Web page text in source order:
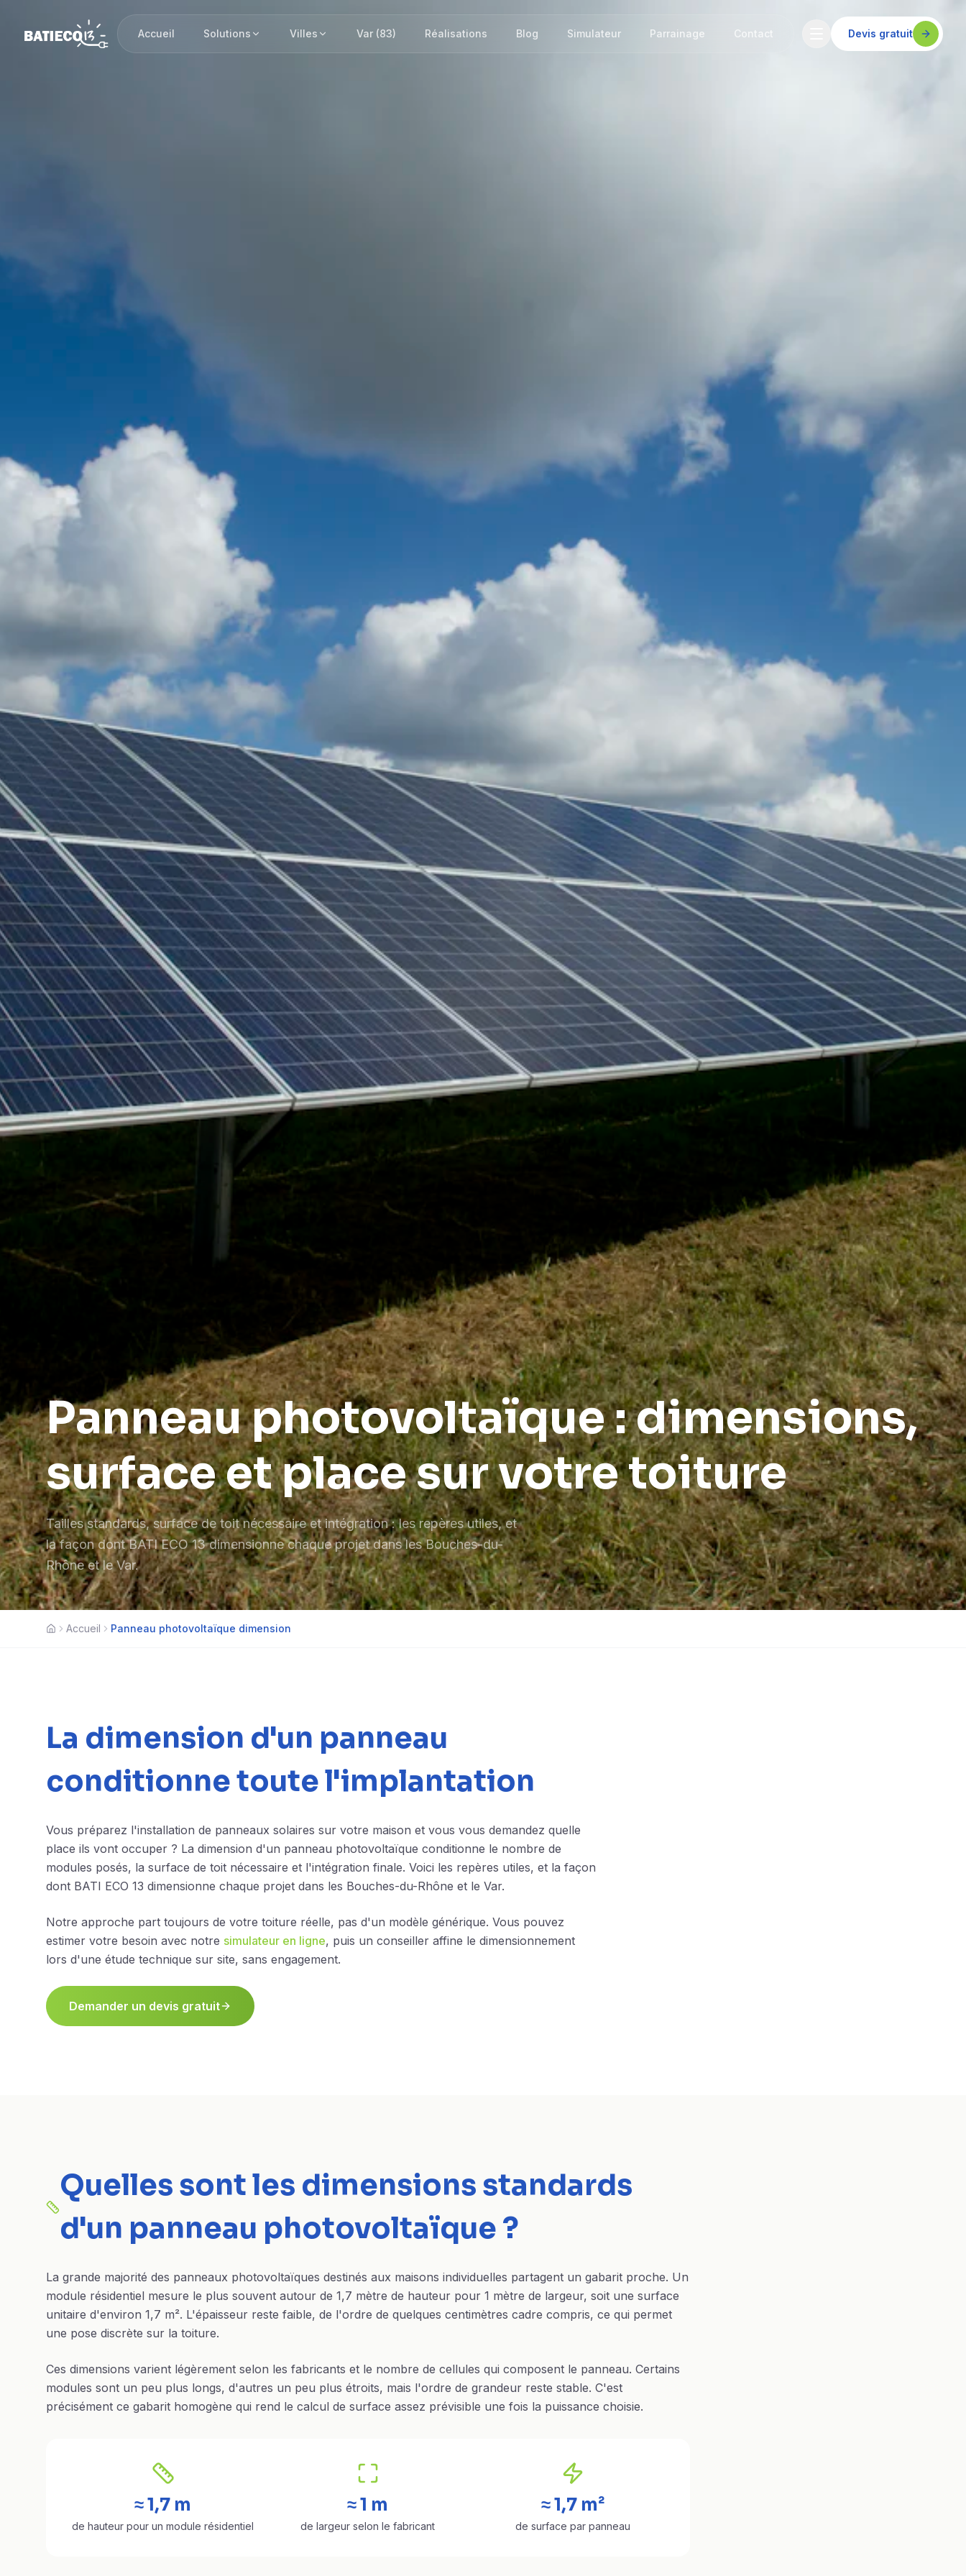
Accueil Solutions Villes Var (83) Réalisations Blog Simulateur Parrainage Contact Devis gratuit
Panneau photovoltaïque : dimensions,
surface et place sur votre toiture
Tailles standards, surface de toit nécessaire et intégration : les repères utiles, et
la façon dont BATI ECO 13 dimensionne chaque projet dans les Bouches-du-
Rhône et le Var.
AccueilAccueil Panneau photovoltaïque dimension
La dimension d'un panneau
conditionne toute l'implantation
Vous préparez l'installation de panneaux solaires sur votre maison et vous vous demandez quelle
place ils vont occuper ? La dimension d'un panneau photovoltaïque conditionne le nombre de
modules posés, la surface de toit nécessaire et l'intégration finale. Voici les repères utiles, et la façon
dont BATI ECO 13 dimensionne chaque projet dans les Bouches-du-Rhône et le Var.
Notre approche part toujours de votre toiture réelle, pas d'un modèle générique. Vous pouvez
estimer votre besoin avec notre simulateur en ligne, puis un conseiller affine le dimensionnement
lors d'une étude technique sur site, sans engagement.
Demander un devis gratuit
Quelles sont les dimensions standards
d'un panneau photovoltaïque ?
La grande majorité des panneaux photovoltaïques destinés aux maisons individuelles partagent un gabarit proche. Un
module résidentiel mesure le plus souvent autour de 1,7 mètre de hauteur pour 1 mètre de largeur, soit une surface
unitaire d'environ 1,7 m². L'épaisseur reste faible, de l'ordre de quelques centimètres cadre compris, ce qui permet
une pose discrète sur la toiture.
Ces dimensions varient légèrement selon les fabricants et le nombre de cellules qui composent le panneau. Certains
modules sont un peu plus longs, d'autres un peu plus étroits, mais l'ordre de grandeur reste stable. C'est
précisément ce gabarit homogène qui rend le calcul de surface assez prévisible une fois la puissance choisie.
≈ 1,7 m
de hauteur pour un module résidentiel
≈ 1 m
de largeur selon le fabricant
≈ 1,7 m²
de surface par panneau